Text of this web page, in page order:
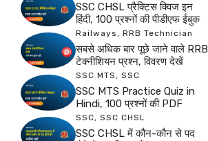
SSC CHSL प्रैक्टिस क्विज इन
हिंदी, 100 प्रश्नों की पीडीएफ ईबुक
Railways, RRB Technician
सबसे अधिक बार पूछे जाने वाले RRB
टेक्नीशियन प्रश्न, विवरण देखें
SSC MTS, SSC
SSC MTS Practice Quiz in
Hindi, 100 प्रश्नों की PDF
SSC, SSC CHSL
SSC CHSL में कौन-कौन से पद